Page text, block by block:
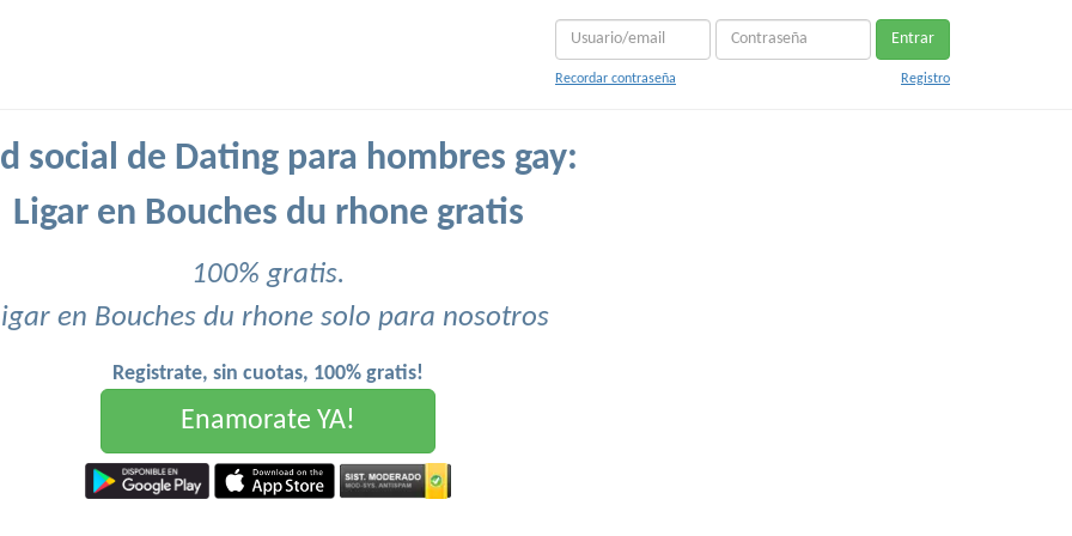
Entrar
Recordar contraseña Registro
social de Dating para hombres gay:
Ligar en Bouches du rhone gratis
100% gratis.
en Bouches du rhone solo para nosotros
Registrate, sin cuotas, 100% gratis!
Enamorate YA!